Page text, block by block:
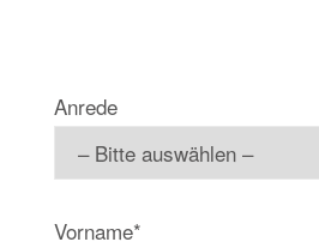
Anrede
Vorname*